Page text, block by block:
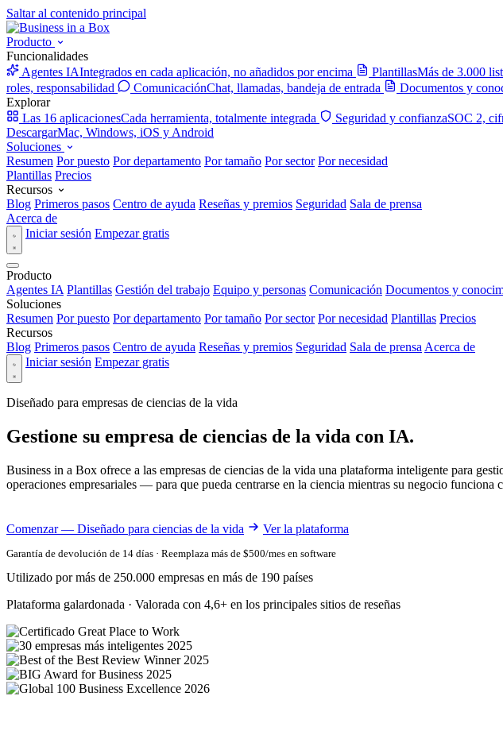
Saltar al contenido principal
Producto
Funcionalidades
Agentes IAIntegrados en cada aplicación, no añadidos por encima PlantillasMás de 3.000
roles, responsabilidad
ComunicaciónChat, llamadas, bandeja de entrada Documentos y
Explorar
Las 16 aplicacionesCada herramienta, totalmente integrada Seguridad y confianzaSOC 2,
DescargarMac, Windows, iOS y Android
Soluciones
Resumen Por puesto Por departamento Por tamaño Por sector Por necesidad
Plantillas Precios
Recursos
Blog Primeros pasos Centro de ayuda Reseñas y premios Seguridad Sala de prensa
Acerca de
Iniciar sesión Empezar gratis
Producto
Agentes IA Plantillas Gestión del trabajo Equipo y personas Comunicación Documentos y
Soluciones
Resumen Por puesto Por departamento Por tamaño Por sector Por necesidad Plantillas Precios
Recursos
Blog Primeros pasos Centro de ayuda Reseñas y premios Seguridad Sala de prensa Acerca de
Iniciar sesión Empezar gratis
Diseñado para empresas de ciencias de la vida
Gestione su empresa de ciencias de la vida con IA.
Business in a Box ofrece a las empresas de ciencias de la vida una plataforma inteligente para
operaciones empresariales — para que pueda centrarse en la ciencia mientras su negocio funciona
Comenzar — Diseñado para ciencias de la vida Ver la plataforma
Garantía de devolución de 14 días · Reemplaza más de $500/mes en software
Utilizado por más de 250.000 empresas en más de 190 países
Plataforma galardonada · Valorada con 4,6+ en los principales sitios de reseñas